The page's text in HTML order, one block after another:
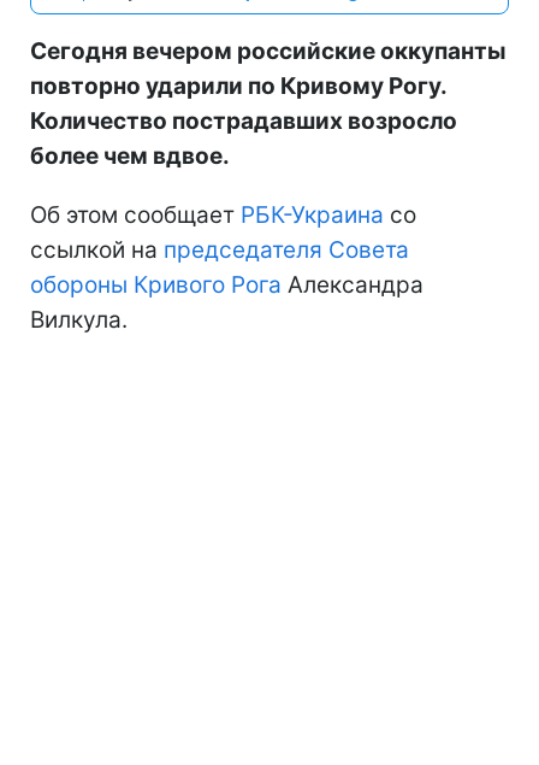
Сегодня вечером российские оккупанты
повторно ударили по Кривому Рогу.
Количество пострадавших возросло
более чем вдвое.
Об этом сообщает РБК-Украина со
ссылкой на председателя Совета
обороны Кривого Рога Александра
Вилкула.